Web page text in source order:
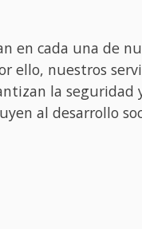
en cada una de
ello, nuestros
la seguridad
al desarrollo